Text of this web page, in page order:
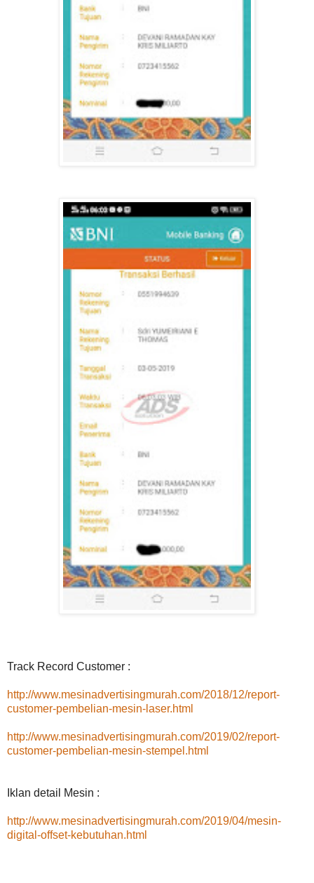
Track Record Customer :
http://www.mesinadvertisingmurah.com/2018/12/report-
customer-pembelian-mesin-laser.html
http://www.mesinadvertisingmurah.com/2019/02/report-
customer-pembelian-mesin-stempel.html
Iklan detail Mesin :
http://www.mesinadvertisingmurah.com/2019/04/mesin-
digital-offset-kebutuhan.html